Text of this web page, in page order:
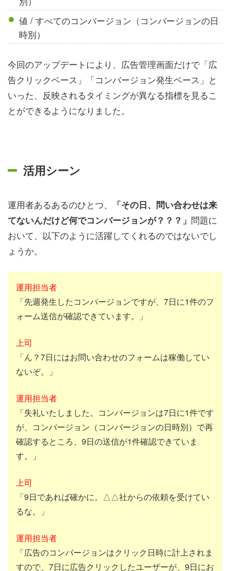
値 / すべてのコンバージョン（コンバージョンの日
時別）
今回のアップデートにより、広告管理画面だけで「広
告クリックベース」「コンバージョン発生ベース」と
いった、反映されるタイミングが異なる指標を見るこ
とができるようになりました。
活用シーン
運用者あるあるのひとつ、
「その日、問い合わせは来
てないんだけど何でコンバージョンが？？？」 問題に
おいて、以下のように活躍してくれるのではないでし
ょうか。
運用担当者
「先週発生したコンバージョンですが、7日に1件のフ
ォーム送信が確認できています。」
上司
「ん？7日にはお問い合わせのフォームは稼働してい
ないぞ。」
運用担当者
「失礼いたしました。コンバージョンは7日に1件です
が、コンバージョン（コンバージョンの日時別）で再
確認するところ、9日の送信が1件確認できていま
す。」
上司
「9日であれば確かに。△△社からの依頼を受けてい
るな。」
運用担当者
「広告のコンバージョンはクリック日時に計上されま
すので、7日に広告クリックしたユーザーが、9日にお